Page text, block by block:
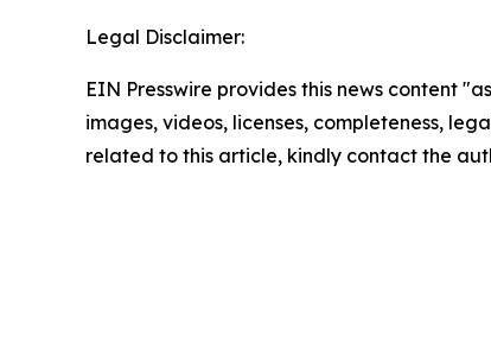
Legal Disclaimer:
EIN Presswire provides this news content
images, videos, licenses, completeness,
related to this article, kindly contact the